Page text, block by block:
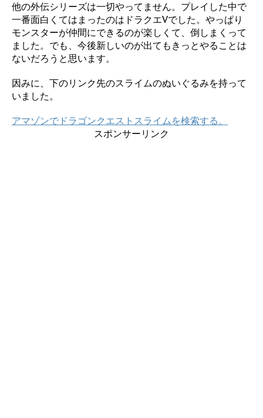
他の外伝シリーズは一切やってません。プレイした中で
一番面白くてはまったのはドラクエVでした。やっぱり
モンスターが仲間にできるのが楽しくて、倒しまくって
ました。でも、今後新しいのが出てもきっとやることは
ないだろうと思います。
因みに、下のリンク先のスライムのぬいぐるみを持って
いました。
アマゾンでドラゴンクエストスライムを検索する。
スポンサーリンク